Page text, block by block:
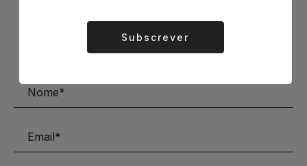
Subscrever Newsletter
Mantenha-se a par das novidades e descontos
Subscrever